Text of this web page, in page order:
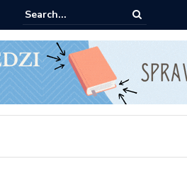
Znak: książki od 2,90 zł do zamówienia